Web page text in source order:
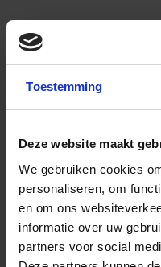
Toestemming
Deze website maakt
We gebruiken cookies
personaliseren, om
en om ons
informatie over uw
partners voor social